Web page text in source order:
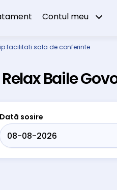
Contul meu
facilitati sala de conferinte
Baile
Dată sosire